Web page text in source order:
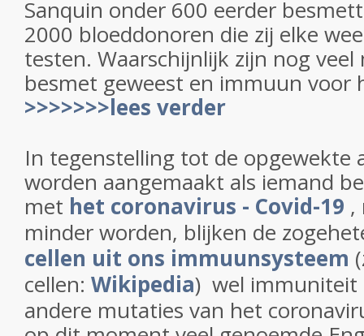
Sanquin onder 600 eerder
2000 bloeddonoren die zij elke
testen. Waarschijnlijk zijn nog veel
besmet geweest en immuun voor
>>>>>>>lees verder
In tegenstelling tot de opgewekte
worden aangemaakt als iemand
met het coronavirus - Covid-19 ,
minder worden, blijken de
cellen uit ons immuunsysteem
cellen: Wikipedia) wel immuniteit
andere mutaties van het